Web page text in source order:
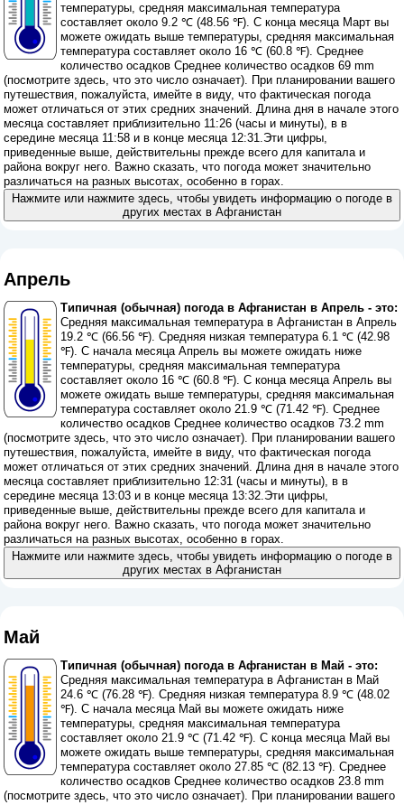
температуры, средняя максимальная температура
составляет около 9.2 ℃ (48.56 ℉). С конца месяца Март вы
можете ожидать выше температуры, средняя максимальная
температура составляет около 16 ℃ (60.8 ℉). Среднее
количество осадков Среднее количество осадков 69 mm
(посмотрите здесь, что это число означает). При планировании вашего
путешествия, пожалуйста, имейте в виду, что фактическая погода
может отличаться от этих средних значений. Длина дня в начале этого
месяца составляет приблизительно 11:26 (часы и минуты), в в
середине месяца 11:58 и в конце месяца 12:31.Эти цифры,
приведенные выше, действительны прежде всего для капитала и
района вокруг него. Важно сказать, что погода может значительно
различаться на разных высотах, особенно в горах.
Нажмите или нажмите здесь, чтобы увидеть информацию о погоде в
других местах в Афганистан
Апрель
Типичная (обычная) погода в Афганистан в Апрель - это:
Средняя максимальная температура в Афганистан в Апрель
19.2 ℃ (66.56 ℉). Средняя низкая температура 6.1 ℃ (42.98
℉). С начала месяца Апрель вы можете ожидать ниже
температуры, средняя максимальная температура
составляет около 16 ℃ (60.8 ℉). С конца месяца Апрель вы
можете ожидать выше температуры, средняя максимальная
температура составляет около 21.9 ℃ (71.42 ℉). Среднее
количество осадков Среднее количество осадков 73.2 mm
(посмотрите здесь, что это число означает). При планировании вашего
путешествия, пожалуйста, имейте в виду, что фактическая погода
может отличаться от этих средних значений. Длина дня в начале этого
месяца составляет приблизительно 12:31 (часы и минуты), в в
середине месяца 13:03 и в конце месяца 13:32.Эти цифры,
приведенные выше, действительны прежде всего для капитала и
района вокруг него. Важно сказать, что погода может значительно
различаться на разных высотах, особенно в горах.
Нажмите или нажмите здесь, чтобы увидеть информацию о погоде в
других местах в Афганистан
Май
Типичная (обычная) погода в Афганистан в Май - это:
Средняя максимальная температура в Афганистан в Май
24.6 ℃ (76.28 ℉). Средняя низкая температура 8.9 ℃ (48.02
℉). С начала месяца Май вы можете ожидать ниже
температуры, средняя максимальная температура
составляет около 21.9 ℃ (71.42 ℉). С конца месяца Май вы
можете ожидать выше температуры, средняя максимальная
температура составляет около 27.85 ℃ (82.13 ℉). Среднее
количество осадков Среднее количество осадков 23.8 mm
(посмотрите здесь, что это число означает). При планировании вашего